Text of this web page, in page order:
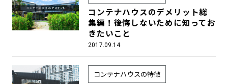
コンテナハウスのデメリット総
集編！後悔しないために知ってお
きたいこと
2017.09.14
コンテナハウスの特徴